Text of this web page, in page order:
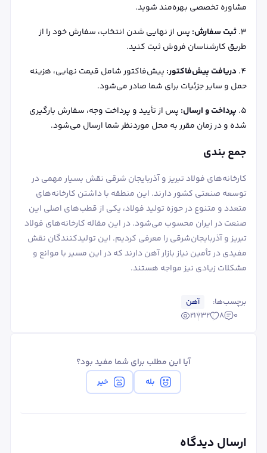
مشاوره تخصصی بهره‌مند شوید.
ثبت سفارش: پس از نهایی شدن انتخاب، سفارش خود را از
طریق کارشناسان فروش ثبت کنید.
دریافت پیش‌فاکتور: پیش‌فاکتور شامل قیمت نهایی، هزینه
حمل و سایر جزئیات برای شما صادر می‌شود.
پرداخت و ارسال: پس از تأیید و پرداخت وجه، سفارش بارگیری
شده و در زمان مقرر به محل موردنظر شما ارسال می‌شود.
جمع بندی
کارخانه‌های فولاد تبریز و آذربایجان شرقی نقش بسیار مهمی در
توسعه صنعتی کشور دارند. این منطقه با داشتن کارخانه‌های
متعدد و متنوع در حوزه تولید فولاد، یکی از قطب‌های اصلی این
صنعت در ایران محسوب می‌شود. در این مقاله کارخانه‌های فولاد
تبریز و آذربایجان‌شرقی را معرفی کردیم. این تولیدکنندگان نقش
مفیدی در تأمین نیاز بازار آهن دارند که در این مسیر با موانع و
مشکلات زیادی نیز مواجه هستند.
برچسب‌ها:
آهن
0
8
21732
آیا این مطلب برای شما مفید بود؟
بله خیر
ارسال دیدگاه